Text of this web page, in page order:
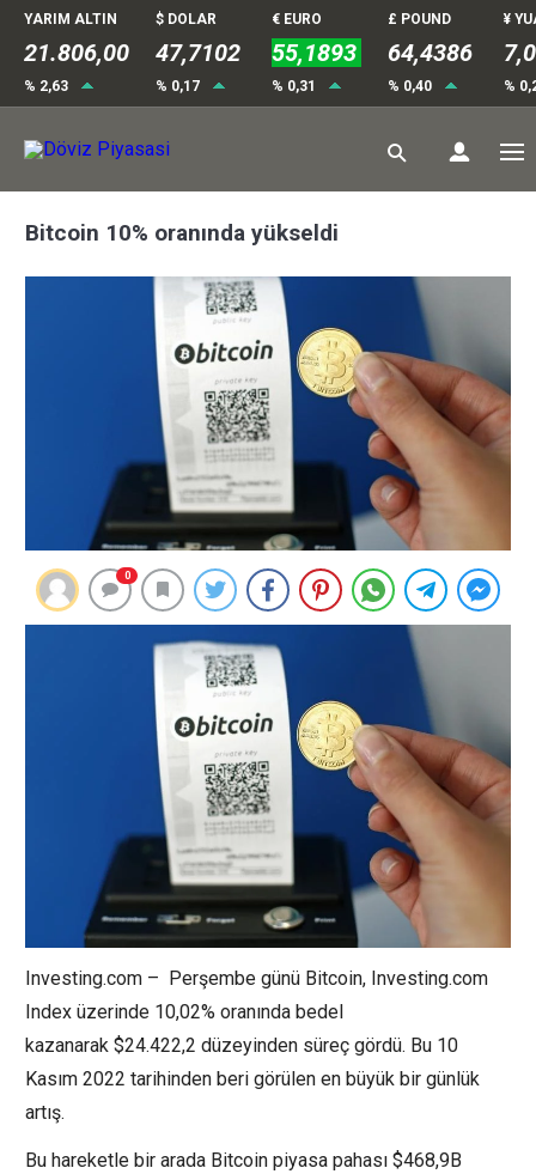
YARIM ALTIN
21.806,00
% 2,63
$ DOLAR
47,7102
% 0,17
€ EURO
55,1893
% 0,31
£ POUND
64,4386
% 0,40
¥
%
Bitcoin 10% oranında yükseldi
0
Investing.com – Perşembe günü Bitcoin, Investing.com
Index üzerinde 10,02% oranında bedel
kazanarak $24.422,2 düzeyinden süreç gördü. Bu 10
Kasım 2022 tarihinden beri görülen en büyük bir günlük
artış.
Bu hareketle bir arada Bitcoin piyasa pahası $468,9B